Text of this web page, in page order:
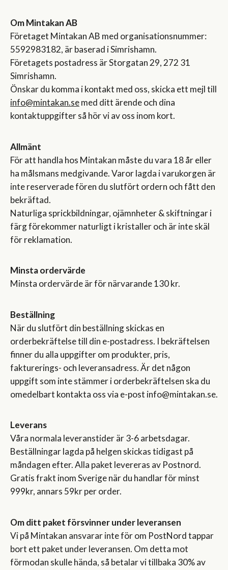
Om Mintakan AB
Företaget Mintakan AB med organisationsnummer:
5592983182, är baserad i Simrishamn.
Företagets postadress är Storgatan 29, 272 31
Simrishamn.
Önskar du komma i kontakt med oss, skicka ett mejl till
info@mintakan.semed ditt ärende och dina
kontaktuppgifter så hör vi av oss inom kort.
Allmänt
För att handla hos Mintakan måste du vara 18 år eller
ha målsmans medgivande. Varor lagda i varukorgen är
inte reserverade fören du slutfört ordern och fått den
bekräftad.
Naturliga sprickbildningar, ojämnheter & skiftningar i
färg förekommer naturligt i kristaller och är inte skäl
för reklamation.
Minsta ordervärde
Minsta ordervärde är för närvarande 130 kr.
Beställning
När du slutfört din beställning skickas en
orderbekräftelse till din e-postadress. I bekräftelsen
finner du alla uppgifter om produkter, pris,
fakturerings- och leveransadress. Är det någon
uppgift som inte stämmer i orderbekräftelsen ska du
omedelbart kontakta oss via e-post info@mintakan.se.
Leverans
Våra normala leveranstider är 3-6 arbetsdagar.
Beställningar lagda på helgen skickas tidigast på
måndagen efter. Alla paket levereras av Postnord.
Gratis frakt inom Sverige när du handlar för minst
999kr, annars 59kr per order.
Om ditt paket försvinner under leveransen
Vi på Mintakan ansvarar inte för om PostNord tappar
bort ett paket under leveransen. Om detta mot
förmodan skulle hända, så betalar vi tillbaka 30% av